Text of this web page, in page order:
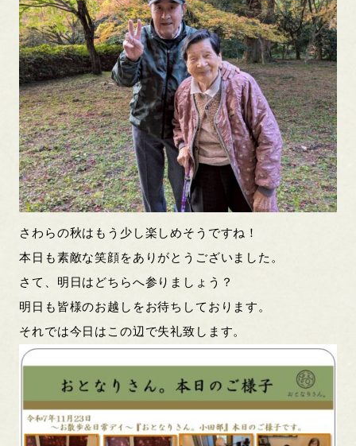
さわらの秋はもう少し楽しめそうですね！
本日も素敵な笑顔をありがとうございました。
さて、明日はどちらへ参りましょう？
明日も皆様のお越しをお待ちしております。
それでは今日はこの辺で失礼致します。